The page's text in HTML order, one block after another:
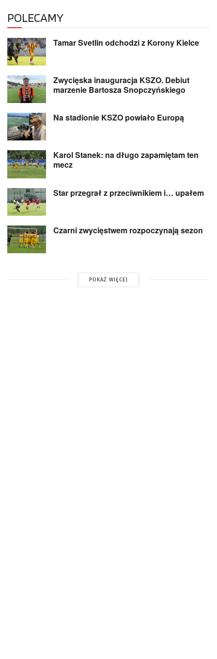
POLECAMY
Tamar Svetlin odchodzi z Korony Kielce
Zwycięska inauguracja KSZO. Debiut
marzenie Bartosza Snopczyńskiego
Na stadionie KSZO powiało Europą
Karol Stanek: na długo zapamiętam ten
mecz
Star przegrał z przeciwnikiem i… upałem
Czarni zwycięstwem rozpoczynają sezon
POKAŻ WIĘCEJ